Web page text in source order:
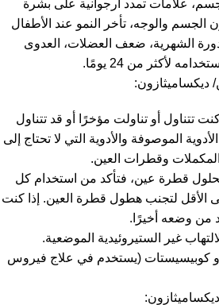
علامات تمدد أرجوانية على بشرة
الجسم والوجه، تأخر النمو عند الأطفال
الشهرية، ضعف العضلات، العدوى
لأكثر من 24 يومًا.
ديكساميثازون:
تتناول أو تناولت مؤخرًا أو قد تتناول
الموصوفة والأدوية التي لا تحتاج إلى
وقطرات العين.
قطرة عين، فتأكد من استخدام كل
الأقل لتجنب هطول قطرة العين. إذا كنت
من وضعه أخيرًا.
غير الستيروئيدية الموضعية.
أو كوبيسيستات (يستخدم في علاج فيروس